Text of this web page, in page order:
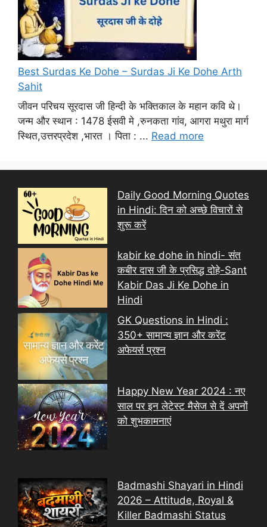
Best Surdas Ke Dohe – Surdas Ji Ke Dohe Arth
Sahit
जीवन परिचय सूरदास जी हिन्दी के भक्तिकाल के महान कवि थे।
जन्म और स्थान : 1478 ईसवी मे ,रुनकता गांव, आगरा मथुरा मार्ग
स्थित,उत्तरप्रदेश ,भारत । पिता : ... Read more
Daily Good Morning Quotes
in Hindi: दिन को अच्छे विचारों से
शुरू करें
kabir ke dohe in hindi- संत
कबीर दास जी के प्रसिद्ध दोहे-Sant
Kabir Das Ji Ke Dohe in
Hindi
GK Questions in Hindi :
350+ सामान्य ज्ञान और करेंट
अफेयर्स प्रश्न
Happy New Year 2024 : नए
साल पर इन लेटेस्ट मैसेज से दें अपनों
को शुभकामनाएं
Badmashi Shayari in Hindi
2026 – Attitude, Royal &
Killer Badmashi Status